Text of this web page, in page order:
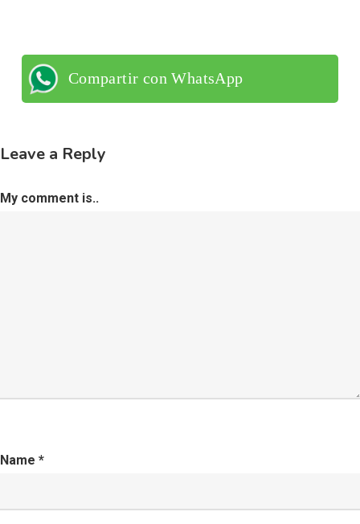
Compartir con WhatsApp
Leave a Reply
My comment is..
Name *